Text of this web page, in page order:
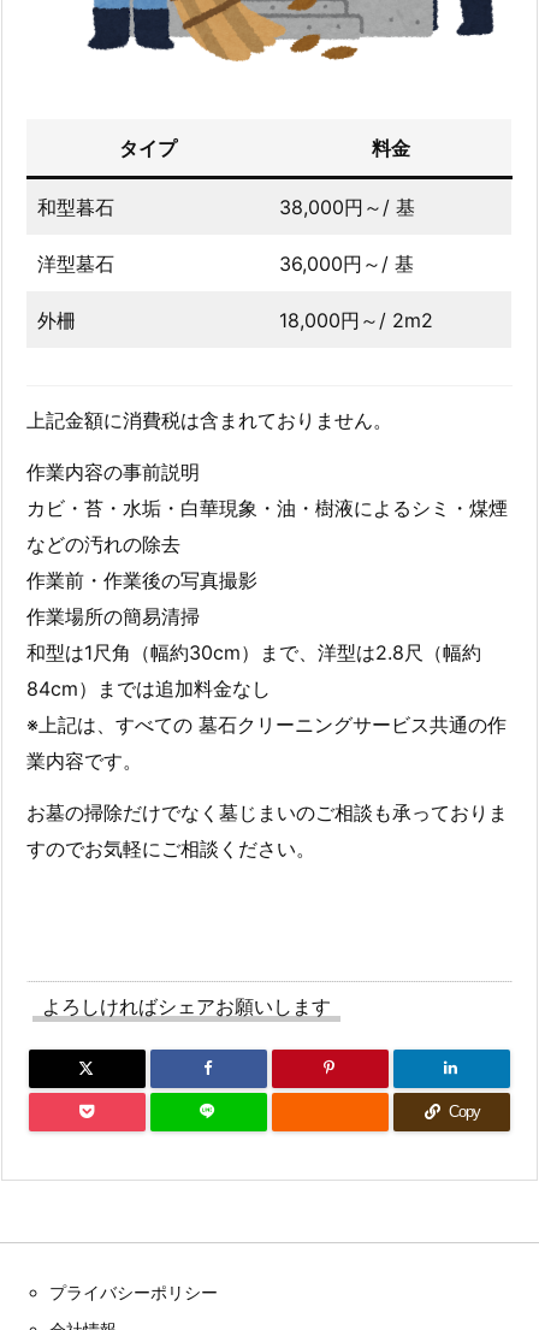
タイプ 料金
和型暮石 38,000円～/ 基
洋型墓石 36,000円～/ 基
外柵 18,000円～/ 2m2
上記金額に消費税は含まれておりません。
作業内容の事前説明
カビ・苔・水垢・白華現象・油・樹液によるシミ・煤煙
などの汚れの除去
作業前・作業後の写真撮影
作業場所の簡易清掃
和型は1尺角（幅約30cm）まで、洋型は2.8尺（幅約
84cm）までは追加料金なし
※上記は、すべての 墓石クリーニングサービス共通の作
業内容です。
お墓の掃除だけでなく墓じまいのご相談も承っておりま
すのでお気軽にご相談ください。
よろしければシェアお願いします
Copy
プライバシーポリシー